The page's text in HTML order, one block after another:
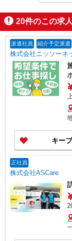
20件のこの求
派遣社員 紹介予定派遣
株式会社ニッソーネ
キー
正社員
株式会社ASCare